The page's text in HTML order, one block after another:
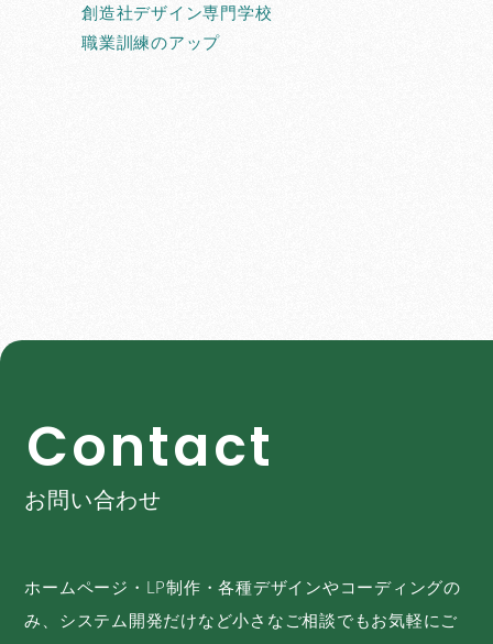
創造社デザイン専門学校
職業訓練のアップ
Contact
お問い合わせ
ホームページ・LP制作・各種デザインやコーディングの
み、システム開発だけなど小さなご相談でもお気軽にご